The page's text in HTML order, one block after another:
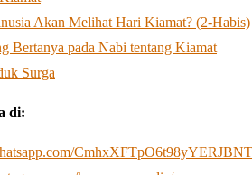
Akan Melihat Hari Kiamat? (2-Habis)
Bertanya pada Nabi tentang Kiamat
Surga
di: